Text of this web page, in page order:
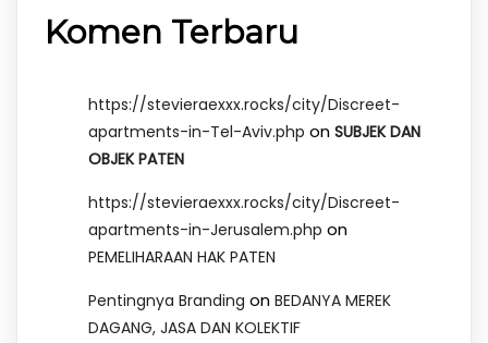
Komen Terbaru
https://stevieraexxx.rocks/city/Discreet-
apartments-in-Tel-Aviv.php on SUBJEK DAN
OBJEK PATEN
https://stevieraexxx.rocks/city/Discreet-
apartments-in-Jerusalem.php on
PEMELIHARAAN HAK PATEN
Pentingnya Branding on BEDANYA MEREK
DAGANG, JASA DAN KOLEKTIF